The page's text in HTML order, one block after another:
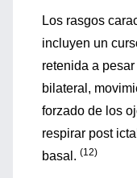
Los rasgos
incluyen un
retenida a
bilateral,
forzado de los
respirar post
basal. (12)